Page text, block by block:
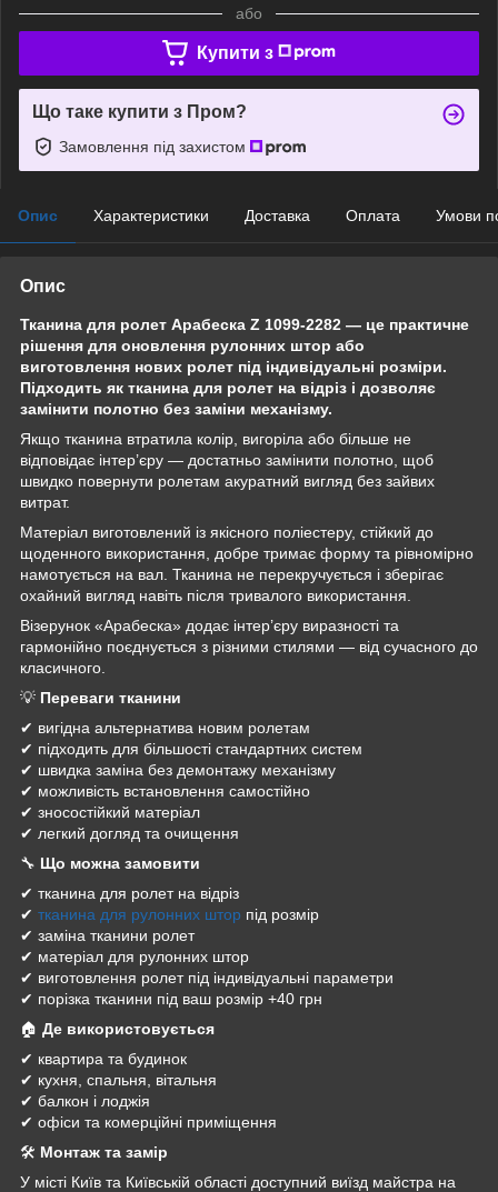
або
Купити з
Що таке купити з Пром?
Замовлення під захистом
Опис Характеристики Доставка Оплата Умови
Опис
Тканина для ролет Арабеска Z 1099-2282 — це практичне
рішення для оновлення рулонних штор або
виготовлення нових ролет під індивідуальні розміри.
Підходить як тканина для ролет на відріз і дозволяє
замінити полотно без заміни механізму.
Якщо тканина втратила колір, вигоріла або більше не
відповідає інтер’єру — достатньо замінити полотно, щоб
швидко повернути ролетам акуратний вигляд без зайвих
витрат.
Матеріал виготовлений із якісного поліестеру, стійкий до
щоденного використання, добре тримає форму та рівномірно
намотується на вал. Тканина не перекручується і зберігає
охайний вигляд навіть після тривалого використання.
Візерунок «Арабеска» додає інтер’єру виразності та
гармонійно поєднується з різними стилями — від сучасного до
класичного.
💡 Переваги тканини
✔ вигідна альтернатива новим ролетам
✔ підходить для більшості стандартних систем
✔ швидка заміна без демонтажу механізму
✔ можливість встановлення самостійно
✔ зносостійкий матеріал
✔ легкий догляд та очищення
🔧 Що можна замовити
✔ тканина для ролет на відріз
✔ тканина для рулонних штор під розмір
✔ заміна тканини ролет
✔ матеріал для рулонних штор
✔ виготовлення ролет під індивідуальні параметри
✔ порізка тканини під ваш розмір +40 грн
🏠 Де використовується
✔ квартира та будинок
✔ кухня, спальня, вітальня
✔ балкон і лоджія
✔ офіси та комерційні приміщення
🛠 Монтаж та замір
У місті Київ та Київській області доступний виїзд майстра на